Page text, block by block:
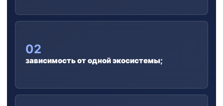
02
зависимость от одной экосистемы;